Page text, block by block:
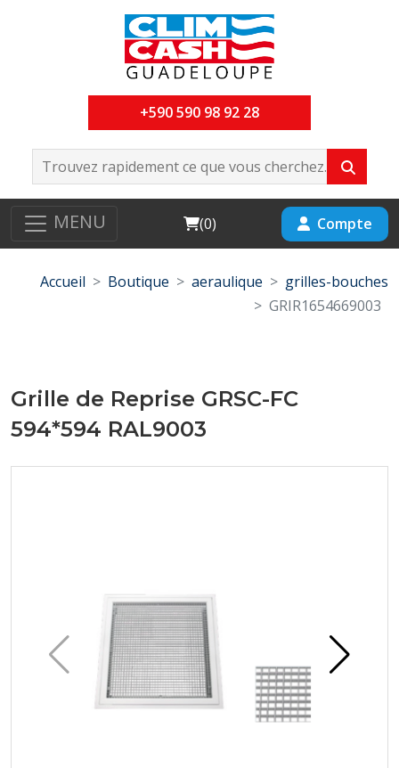
+590 590 98 92 28
MENU Cart
(0) Compte
Accueil Boutique aeraulique
grilles-bouches
GRIR1654669003
Grille de Reprise GRSC-FC
594*594 RAL9003